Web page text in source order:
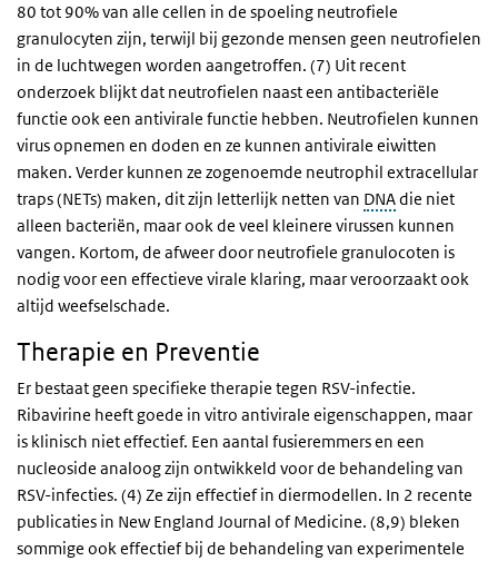
80 tot 90% van alle cellen in de spoeling neutrofiele
granulocyten zijn, terwijl bij gezonde mensen geen neutrofielen
in de luchtwegen worden aangetroffen. (7) Uit recent
onderzoek blijkt dat neutrofielen naast een antibacteriële
functie ook een antivirale functie hebben. Neutrofielen kunnen
virus opnemen en doden en ze kunnen antivirale eiwitten
maken. Verder kunnen ze zogenoemde neutrophil extracellular
traps (NETs) maken, dit zijn letterlijk netten van DNAdie niet
alleen bacteriën, maar ook de veel kleinere virussen kunnen
vangen. Kortom, de afweer door neutrofiele granulocoten is
nodig voor een effectieve virale klaring, maar veroorzaakt ook
altijd weefselschade.
Therapie en Preventie
Er bestaat geen specifieke therapie tegen RSV-infectie.
Ribavirine heeft goede in vitro antivirale eigenschappen, maar
is klinisch niet effectief. Een aantal fusieremmers en een
nucleoside analoog zijn ontwikkeld voor de behandeling van
RSV-infecties. (4) Ze zijn effectief in diermodellen. In 2 recente
publicaties in New England Journal of Medicine. (8,9) bleken
sommige ook effectief bij de behandeling van experimentele